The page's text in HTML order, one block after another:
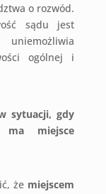
o rozwód.
sądu jest
ogólnej i
sytuacji, gdy
miejsce
że miejscem